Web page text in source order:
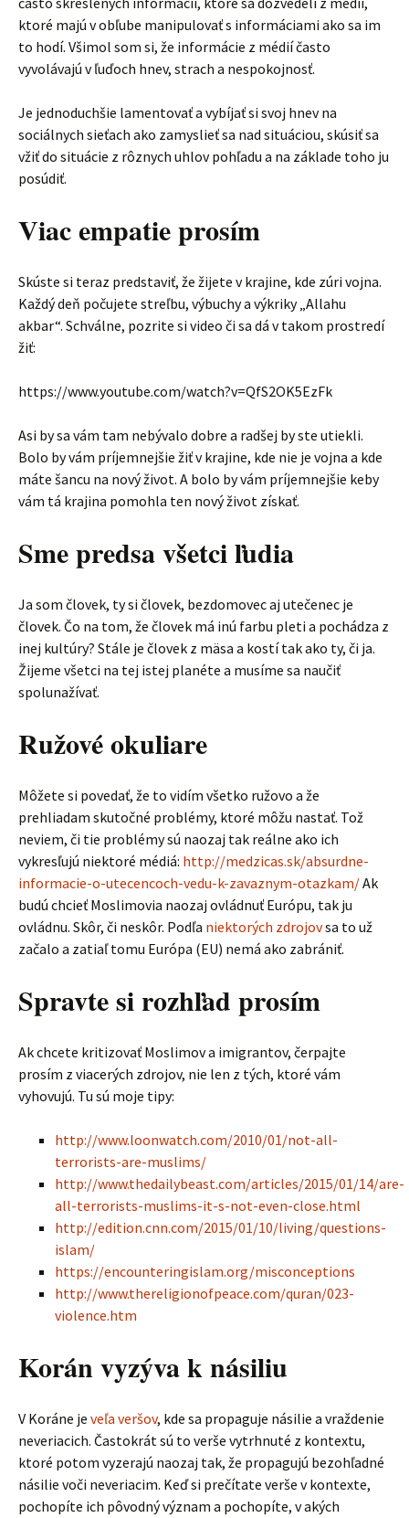
ktoré majú v obľube manipulovať s informáciami ako sa im
to hodí. Všimol som si, že informácie z médií často
vyvolávajú v ľuďoch hnev, strach a nespokojnosť.
Je jednoduchšie lamentovať a vybíjať si svoj hnev na
sociálnych sieťach ako zamyslieť sa nad situáciou, skúsiť sa
vžiť do situácie z rôznych uhlov pohľadu a na základe toho ju
posúdiť.
Viac empatie prosím
Skúste si teraz predstaviť, že žijete v krajine, kde zúri vojna.
Každý deň počujete streľbu, výbuchy a výkriky „Allahu
akbar“. Schválne, pozrite si video či sa dá v takom prostredí
žiť:
https://www.youtube.com/watch?v=QfS2OK5EzFk
Asi by sa vám tam nebývalo dobre a radšej by ste utiekli.
Bolo by vám príjemnejšie žiť v krajine, kde nie je vojna a kde
máte šancu na nový život. A bolo by vám príjemnejšie keby
vám tá krajina pomohla ten nový život získať.
Sme predsa všetci ľudia
Ja som človek, ty si človek, bezdomovec aj utečenec je
človek. Čo na tom, že človek má inú farbu pleti a pochádza z
inej kultúry? Stále je človek z mäsa a kostí tak ako ty, či ja.
Žijeme všetci na tej istej planéte a musíme sa naučiť
spolunažívať.
Ružové okuliare
Môžete si povedať, že to vidím všetko ružovo a že
prehliadam skutočné problémy, ktoré môžu nastať. Tož
neviem, či tie problémy sú naozaj tak reálne ako ich
vykresľujú niektoré médiá: http://medzicas.sk/absurdne-
informacie-o-utecencoch-vedu-k-zavaznym-otazkam/Ak
budú chcieť Moslimovia naozaj ovládnuť Európu, tak ju
ovládnu. Skôr, či neskôr. Podľa niektorých zdrojovsa to už
začalo a zatiaľ tomu Európa (EU) nemá ako zabrániť.
Spravte si rozhľad prosím
Ak chcete kritizovať Moslimov a imigrantov, čerpajte
prosím z viacerých zdrojov, nie len z tých, ktoré vám
vyhovujú. Tu sú moje tipy:
http://www.loonwatch.com/2010/01/not-all-
terrorists-are-muslims/
http://www.thedailybeast.com/articles/2015/01/14/are-
all-terrorists-muslims-it-s-not-even-close.html
http://edition.cnn.com/2015/01/10/living/questions-
islam/
https://encounteringislam.org/misconceptions
http://www.thereligionofpeace.com/quran/023-
violence.htm
Korán vyzýva k násiliu
V Koráne je veľa veršov, kde sa propaguje násilie a vraždenie
neveriacich. Častokrát sú to verše vytrhnuté z kontextu,
ktoré potom vyzerajú naozaj tak, že propagujú bezohľadné
násilie voči neveriacim. Keď si prečítate verše v kontexte,
pochopíte ich pôvodný význam a pochopíte, v akých